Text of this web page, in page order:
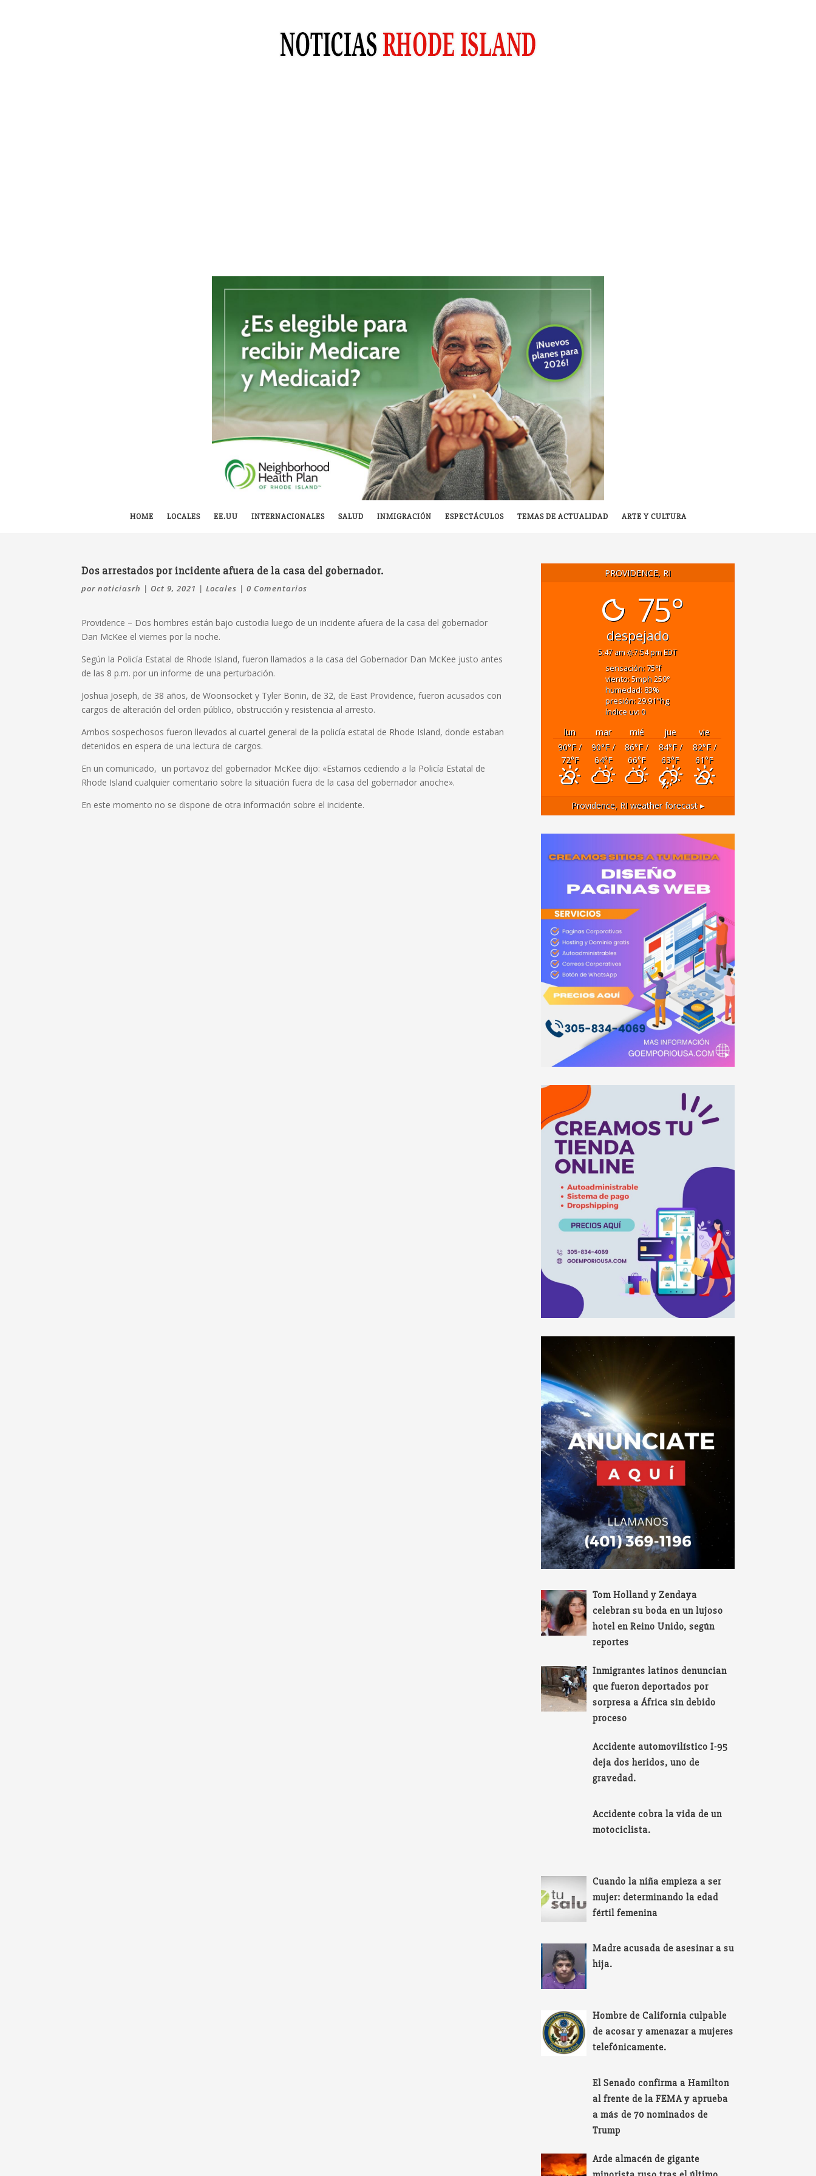
HOME LOCALES EE.UU INTERNACIONALES SALUD INMIGRACIÓN ESPECTÁCULOS TEMAS DE ACTUALIDAD ARTE Y CULTURA
Dos arrestados por incidente afuera de la casa del gobernador.
pornoticiasrh | Oct 9, 2021 |Locales |0 Comentarios
Providence – Dos hombres están bajo custodia luego de un incidente afuera de la casa del gobernador
Dan McKee el viernes por la noche.
Según la Policía Estatal de Rhode Island, fueron llamados a la casa del Gobernador Dan McKee justo antes
de las 8 p.m. por un informe de una perturbación.
Joshua Joseph, de 38 años, de Woonsocket y Tyler Bonin, de 32, de East Providence, fueron acusados con
cargos de alteración del orden público, obstrucción y resistencia al arresto.
Ambos sospechosos fueron llevados al cuartel general de la policía estatal de Rhode Island, donde estaban
detenidos en espera de una lectura de cargos.
En un comunicado, un portavoz del gobernador McKee dijo: «Estamos cediendo a la Policía Estatal de
Rhode Island cualquier comentario sobre la situación fuera de la casa del gobernador anoche».
En este momento no se dispone de otra información sobre el incidente.
PROVIDENCE, RI
75°
despejado
5:47 am 7:54 pm EDT
sensación: 75°f
viento: 5mph250°
humedad: 83%
presión: 29.91"hg
índice uv: 0
lun mar mié jue
vie
90°F/
72°F
90°F/
64°F
86°F/
66°F
84°F/
63°F
82°F/
61°F
Providence, RIweather forecast ▸
Tom Holland y Zendaya
celebran su boda en un lujoso
hotel en Reino Unido, según
reportes
Inmigrantes latinos denuncian
que fueron deportados por
sorpresa a África sin debido
proceso
Accidente automovilístico I-95
deja dos heridos, uno de
gravedad.
Accidente cobra la vida de un
motociclista.
Cuando la niña empieza a ser
mujer: determinando la edad
fértil femenina
Madre acusada de asesinar a su
hija.
Hombre de California culpable
de acosar y amenazar a mujeres
telefónicamente.
El Senado confirma a Hamilton
al frente de la FEMA y aprueba
a más de 70 nominados de
Trump
Arde almacén de gigante